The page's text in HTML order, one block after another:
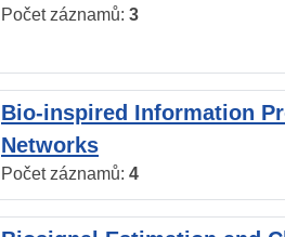
Počet záznamů: 3
Bio-inspired Information
Networks
Počet záznamů: 4